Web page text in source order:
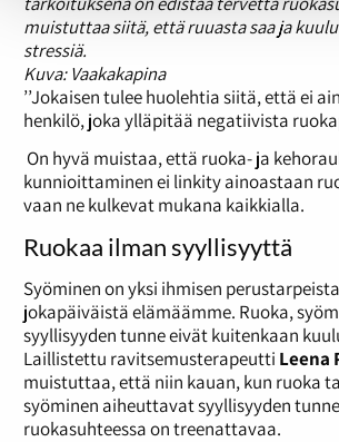
muistuttaa siitä, että ruuasta saa ja
stressiä.
Kuva: Vaakakapina
’’Jokaisen tulee huolehtia siitä, että ei
henkilö, joka ylläpitää negatiivista
On hyvä muistaa, että ruoka- ja
kunnioittaminen ei linkity ainoastaan
vaan ne kulkevat mukana kaikkialla.
Ruokaa ilman syyllisyyttä
Syöminen on yksi ihmisen
jokapäiväistä elämäämme. Ruoka,
syyllisyyden tunne eivät kuitenkaan
Laillistettu ravitsemusterapeutti Leena
muistuttaa, että niin kauan, kun ruoka
syöminen aiheuttavat syyllisyyden
ruokasuhteessa on treenattavaa.